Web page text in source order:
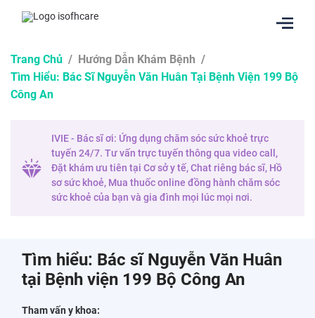
Trang Chủ / Hướng Dẫn Khám Bệnh /
Tìm Hiểu: Bác Sĩ Nguyễn Văn Huân Tại Bệnh Viện 199 Bộ
Công An
IVIE - Bác sĩ ơi: Ứng dụng chăm sóc sức khoẻ trực
tuyến 24/7. Tư vấn trực tuyến thông qua video call,
Đặt khám ưu tiên tại Cơ sở y tế, Chat riêng bác sĩ, Hồ
sơ sức khoẻ, Mua thuốc online đồng hành chăm sóc
sức khoẻ của bạn và gia đình mọi lúc mọi nơi.
Tìm hiểu: Bác sĩ Nguyễn Văn Huân
tại Bệnh viện 199 Bộ Công An
Tham vấn y khoa: